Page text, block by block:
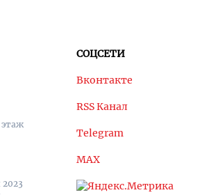
этаж
СОЦСЕТИ
Вконтакте
RSS Канал
Telegram
MAX